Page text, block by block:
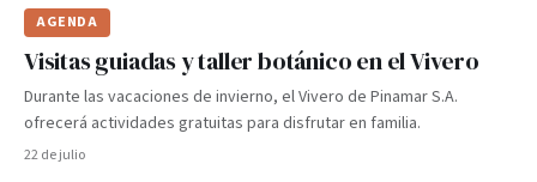
AGENDA
Visitas guiadas y taller botánico en el Vivero
Durante las vacaciones de invierno, el Vivero de Pinamar S.A.
ofrecerá actividades gratuitas para disfrutar en familia.
22 de julio